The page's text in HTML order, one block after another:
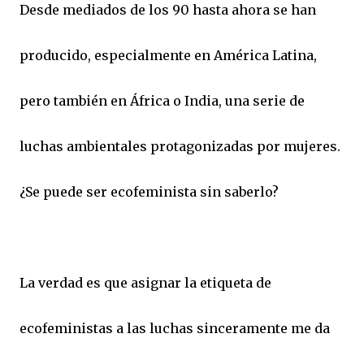
Desde mediados de los 90 hasta ahora se han
producido, especialmente en América Latina,
pero también en África o India, una serie de
luchas ambientales protagonizadas por mujeres.
¿Se puede ser ecofeminista sin saberlo?
La verdad es que asignar la etiqueta de
ecofeministas a las luchas sinceramente me da